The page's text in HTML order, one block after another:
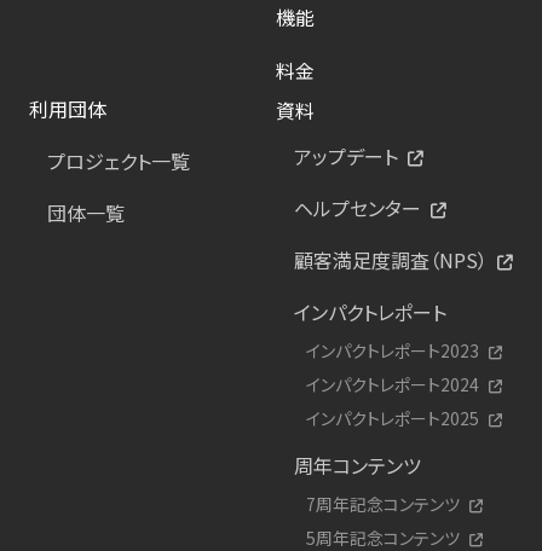
機能
料金
利用団体
プロジェクト一覧
団体一覧
資料
アップデート
ヘルプセンター
顧客満足度調査（NPS）
インパクトレポート
インパクトレポート2023
インパクトレポート2024
インパクトレポート2025
周年コンテンツ
7周年記念コンテンツ
5周年記念コンテンツ